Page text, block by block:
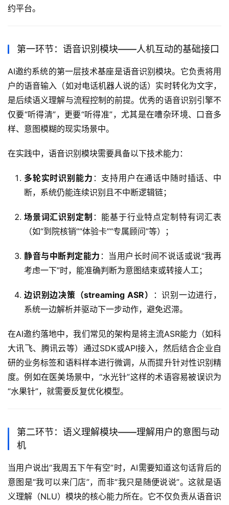
约平台。
第一环节：语音识别模块——人机互动的基础接口
AI邀约系统的第一层技术基座是语音识别模块。它负责将用
户的语音输入（如对电话机器人说的话）实时转化为文字，
是后续语义理解与流程控制的前提。优秀的语音识别引擎不
仅要“听得清”，更要“听得准”，尤其是在嘈杂环境、口音多
样、意图模糊的现实场景中。
在实践中，语音识别模块需要具备以下技术能力：
多轮实时识别能力 ：支持用户在通话中随时插话、中
断，系统仍能连续识别且不中断逻辑链；
场景词汇识别定制 ：能基于行业特点定制特有词汇表
（如“到院核销”“体验卡”“专属顾问”等）；
静音与中断判定能力 ：当用户长时间不说话或说“我再
考虑一下”时，能准确判断为意图结束或转接人工；
边识别边决策（streaming ASR）
：识别一边进行，
系统一边解析并驱动下一步动作，避免迟滞。
在AI邀约落地中，我们常见的架构是将主流ASR能力（如科
大讯飞、腾讯云等）通过SDK或API接入，然后结合企业自
研的业务标签和语料样本进行微调，从而提升针对性识别精
度。例如在医美场景中，“水光针”这样的术语容易被误识为
“水果针”，就需要反复优化模型。
第二环节：语义理解模块——理解用户的意图与动
机
当用户说出“我周五下午有空”时，AI需要知道这句话背后的
意图是“我可以来门店”，而非“我只是随便说说”。这就是语
义理解（NLU）模块的核心能力所在。它不仅负责从语音识